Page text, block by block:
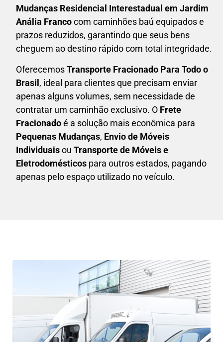
Mudanças Residencial Interestadual em Jardim
Anália Francocom caminhões baú equipados e
prazos reduzidos, garantindo que seus bens
cheguem ao destino rápido com total integridade.
OferecemosTransporte Fracionado Para Todo o
Brasil, ideal para clientes que precisam enviar
apenas alguns volumes, sem necessidade de
contratar um caminhão exclusivo. O Frete
Fracionadoé a solução mais econômica para
Pequenas Mudanças, Envio de Móveis
Individuaisou Transporte de Móveis e
Eletrodomésticos para outros estados, pagando
apenas pelo espaço utilizado no veículo.